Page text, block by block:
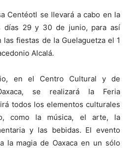
Centéotl se llevará a cabo en la
días 29 y 30 de junio, para así
fiestas de la Guelaguetza el 1
Alcalá.
en el Centro Cultural y de
se realizará la Feria
todos los elementos culturales
como la música, el arte, la
y las bebidas. El evento
la magia de Oaxaca en un sólo